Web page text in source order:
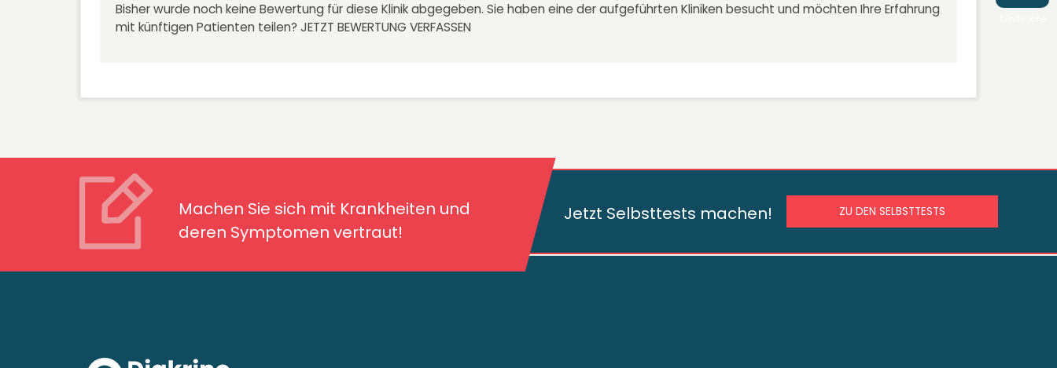
Bisher wurde noch keine Bewertung für diese Klinik abgegeben. Sie haben eine der aufgeführten Kliniken besucht und möchten Ihre Erfahrung
mit künftigen Patienten teilen? JETZT BEWERTUNG VERFASSEN
Machen Sie sich mit Krankheiten und
deren Symptomen vertraut!
Machen Sie sich mit Krankheiten und deren
Symptomen vertraut!
Jetzt Selbsttests machen! ZU DEN SELBSTTESTS